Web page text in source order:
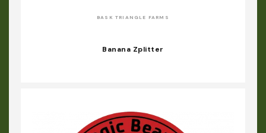
BASK TRIANGLE FARMS
Banana Zplitter